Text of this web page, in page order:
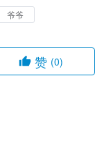
爷爷
赞 (0)